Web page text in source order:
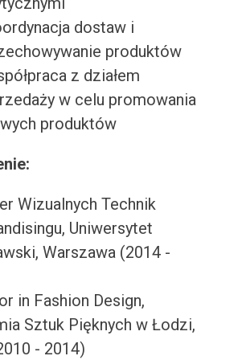
dostaw i
produktów
z działem
w celu promowania
produktów
Wizualnych Technik
Uniwersytet
Warszawa (2014 -
in Fashion Design,
Sztuk Pięknych w Łodzi,
- 2014)